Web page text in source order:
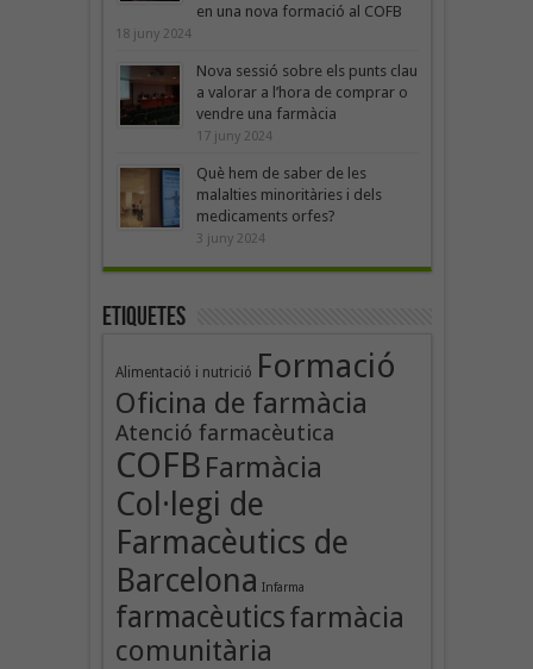
en una nova formació al COFB
18 juny 2024
Nova sessió sobre els punts clau
a valorar a l’hora de comprar o
vendre una farmàcia
17 juny 2024
Què hem de saber de les
malalties minoritàries i dels
medicaments orfes?
3 juny 2024
Etiquetes
Alimentació i nutrició Formació
Oficina de farmàcia
Atenció farmacèutica
COFB Farmàcia
Col·legi de
Farmacèutics de
Barcelona Infarma
farmacèuticsfarmàcia
comunitària